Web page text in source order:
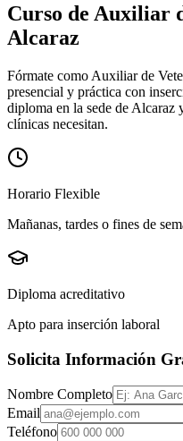
Curso de Auxiliar
Alcaraz
Fórmate como Auxiliar de
presencial y práctica con
diploma en la sede de Alcaraz
clínicas necesitan.
Horario Flexible
Mañanas, tardes o fines de
Diploma acreditativo
Apto para inserción laboral
Solicita Información
Nombre Completo
Email
Teléfono